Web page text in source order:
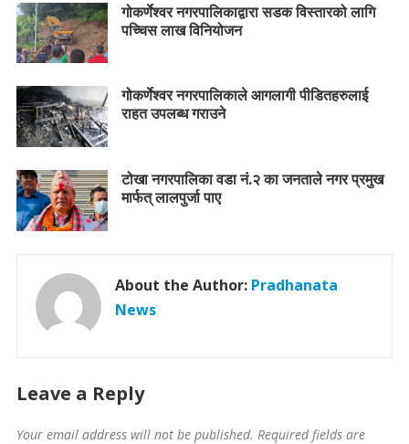
गोकर्णेश्वर नगरपालिकाद्वारा सडक विस्तारको लागि
पच्चिस लाख विनियोजन
गोकर्णेश्वर नगरपालिकाले आगलागी पीडितहरुलाई
राहत उपलब्ध गराउने
टोखा नगरपालिका वडा नं.२ का जनताले नगर प्रमुख
मार्फत् लालपुर्जा पाए
About the Author: Pradhanata
News
Leave a Reply
Your email address will not be published. Required fields are